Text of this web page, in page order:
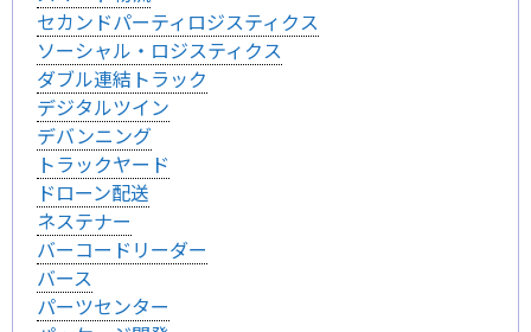
セカンドパーティロジスティクス
ソーシャル・ロジスティクス
ダブル連結トラック
デジタルツイン
デバンニング
トラックヤード
ドローン配送
ネステナー
バーコードリーダー
バース
パーツセンター